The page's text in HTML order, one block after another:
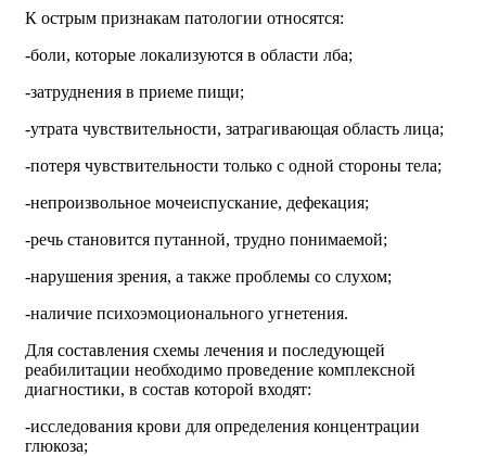
К острым признакам патологии относятся:
-боли, которые локализуются в области лба;
-затруднения в приеме пищи;
-утрата чувствительности, затрагивающая область лица;
-потеря чувствительности только с одной стороны тела;
-непроизвольное мочеиспускание, дефекация;
-речь становится путанной, трудно понимаемой;
-нарушения зрения, а также проблемы со слухом;
-наличие психоэмоционального угнетения.
Для составления схемы лечения и последующей
реабилитации необходимо проведение комплексной
диагностики, в состав которой входят:
-исследования крови для определения концентрации
глюкоза;